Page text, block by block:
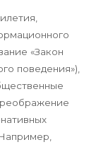
«Закон
поведения»),